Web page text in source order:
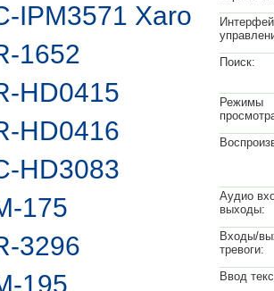
IPM3571 Xaro
1652
HD0415
HD0416
HD3083
175
3296
195
Поиск:
Режимы
Аудио
выходы:
Входы/
тревоги:
Ввод